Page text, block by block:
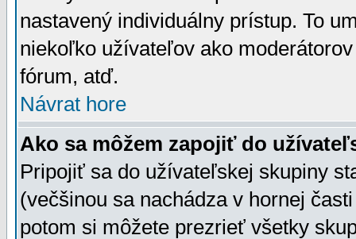
nastavený individuálny prístup. To
niekoľko užívateľov ako
fórum, atď.
Návrat hore
Ako sa môžem zapojiť do
Pripojiť sa do užívateľskej skupiny
(večšinou sa nachádza v hornej
potom si môžete prezrieť všetky